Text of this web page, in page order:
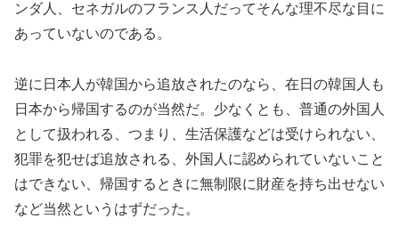
ンダ人、セネガルのフランス人だってそんな理不尽な目に
あっていないのである。
逆に日本人が韓国から追放されたのなら、在日の韓国人も
日本から帰国するのが当然だ。少なくとも、普通の外国人
として扱われる、つまり、生活保護などは受けられない、
犯罪を犯せば追放される、外国人に認められていないこと
はできない、帰国するときに無制限に財産を持ち出せない
など当然というはずだった。